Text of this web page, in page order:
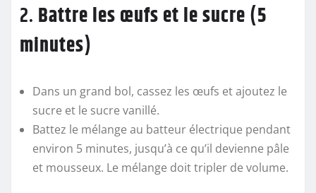
2. Battre les œufs et le sucre (5
minutes)
Dans un grand bol, cassez les œufs et ajoutez le
sucre et le sucre vanillé.
Battez le mélange au batteur électrique pendant
environ 5 minutes, jusqu’à ce qu’il devienne pâle
et mousseux. Le mélange doit tripler de volume.